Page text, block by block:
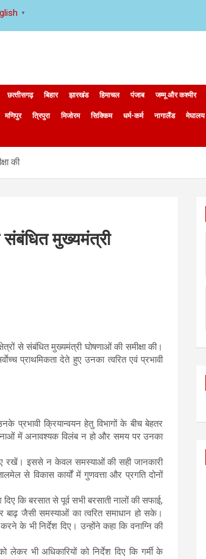
छत्‍तीसगढ़ बिहार झारखंड हिमाचल पंजाब जम्मू और कश्मीर
मणिपुर त्रिपुरा मिजोरम सिक्किम धर्म-कर्म नागालैंड मेघालय
की
संबंधित मुख्यमंत्री
से संबंधित मुख्यमंत्री घोषणाओं की समीक्षा की।
प्राथमिकता देते हुए उनका त्वरित एवं प्रभावी
प्रभावी क्रियान्वयन हेतु विभागों के बीच बेहतर
में अनावश्यक विलंब न हो और समय पर उनका
रखें। इससे न केवल समस्याओं की सही जानकारी
से विकास कार्यों में गुणवत्ता और प्रगति दोनों
कि बरसात से पूर्व सभी बरसाती नालों की सफाई,
जैसी समस्याओं का त्वरित समाधान हो सके।
के भी निर्देश दिए। उन्होंने कहा कि वनाग्नि की
लेकर भी अधिकारियों को निर्देश दिए कि गर्मी के
▼